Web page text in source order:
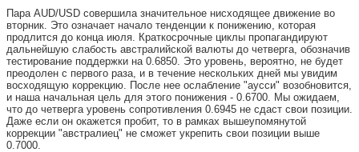
Пара AUD/USD совершила значительное нисходящее движение во
вторник. Это означает начало тенденции к понижению, которая
продлится до конца июля. Краткосрочные циклы пропагандируют
дальнейшую слабость австралийской валюты до четверга, обозначив
тестирование поддержки на 0.6850. Это уровень, вероятно, не будет
преодолен с первого раза, и в течение нескольких дней мы увидим
восходящую коррекцию. После нее ослабление "аусси" возобновится,
и наша начальная цель для этого понижения - 0.6700. Мы ожидаем,
что до четверга уровень сопротивления 0.6945 не сдаст свои позиции.
Даже если он окажется пробит, то в рамках вышеупомянутой
коррекции "австралиец" не сможет укрепить свои позиции выше
0.7000.